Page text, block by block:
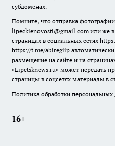
субдоменах.
Помните, что отправка
lipeckienovosti@gmail.com или же
страницах в социальных сетях
https://t.me/abireglip автоматически
размещение на сайте и на
«Lipetsknews.ru» может передать
страницы в соцсетях материалы в
Политика обработки
16+